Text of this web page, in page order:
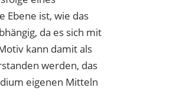
Ebene ist, wie das
da es sich mit
kann damit als
werden, das
eigenen Mitteln